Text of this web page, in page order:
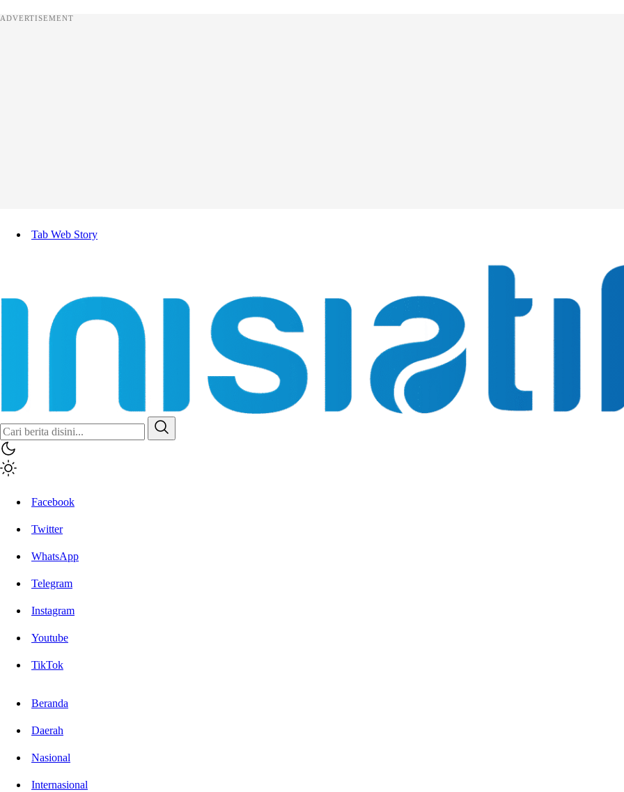
ADVERTISEMENT
Tab Web Story
Inisiatif.co
Stay Connected Stay Informed
Facebook
Twitter
WhatsApp
Telegram
Instagram
Youtube
TikTok
Beranda
Daerah
Nasional
Internasional